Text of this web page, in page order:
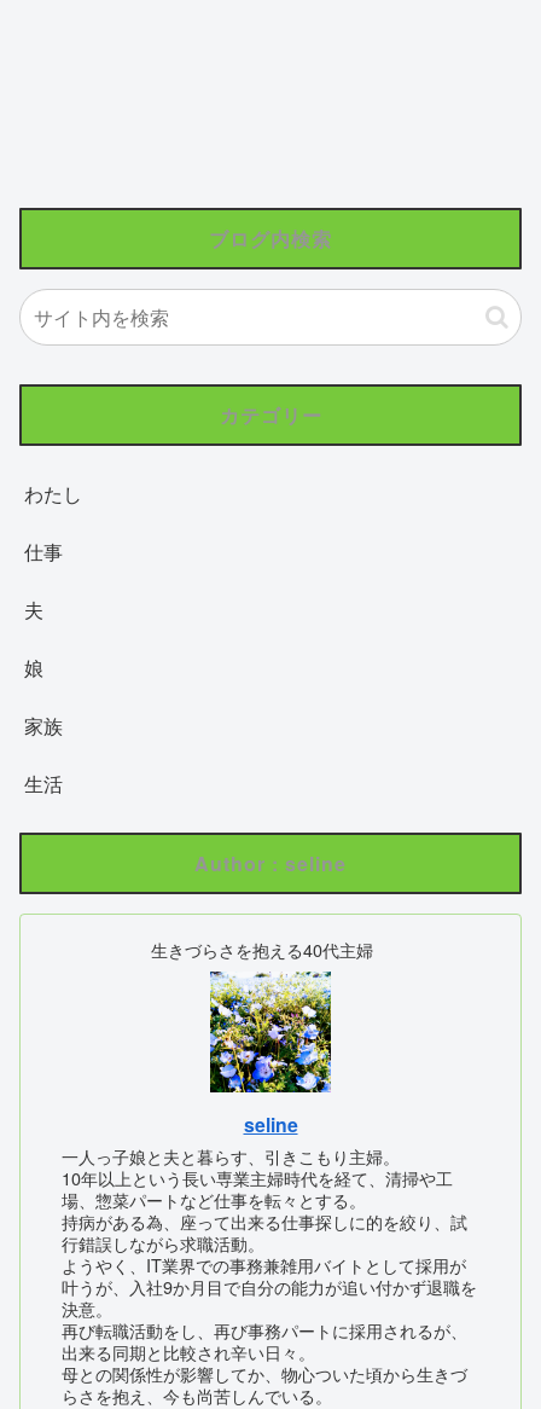
ブログ内検索
カテゴリー
わたし
仕事
夫
娘
家族
生活
Author : seline
生きづらさを抱える40代主婦
seline
一人っ子娘と夫と暮らす、引きこもり主婦。
10年以上という長い専業主婦時代を経て、清掃や工
場、惣菜パートなど仕事を転々とする。
持病がある為、座って出来る仕事探しに的を絞り、試
行錯誤しながら求職活動。
ようやく、IT業界での事務兼雑用バイトとして採用が
叶うが、入社9か月目で自分の能力が追い付かず退職を
決意。
再び転職活動をし、再び事務パートに採用されるが、
出来る同期と比較され辛い日々。
母との関係性が影響してか、物心ついた頃から生きづ
らさを抱え、今も尚苦しんでいる。